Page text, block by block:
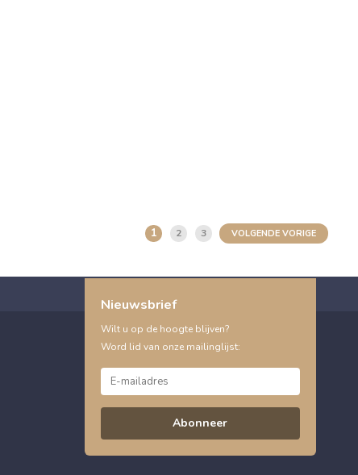
1 2 3 VOLGENDE VORIGE
Nieuwsbrief
Wilt u op de hoogte blijven?
Word lid van onze mailinglijst:
Abonneer